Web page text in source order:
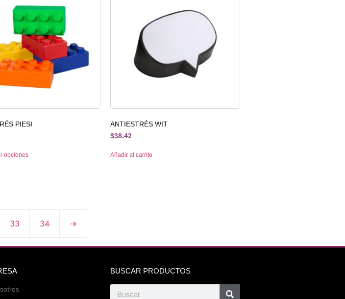
PIESI
opciones
ANTIESTRÉS WIT
$38.42
Añadir al carrito
33 34 →
BUSCAR PRODUCTOS